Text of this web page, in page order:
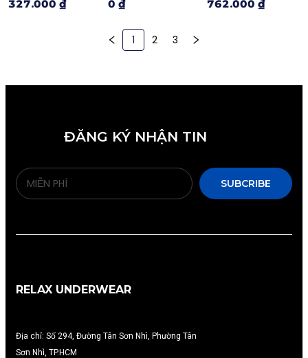
327.000 ₫ 0 ₫ 762.000 ₫
1 2 3
ĐĂNG KÝ NHẬN TIN
SUBCRIBE
RELAX UNDERWEAR
Địa chỉ: Số 294, Đường Tân Sơn Nhì, Phường Tân
Sơn Nhì, TP.HCM